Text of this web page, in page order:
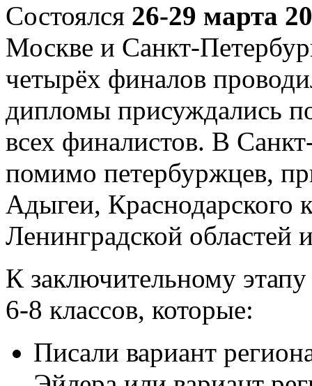
Состоялся 26-29 марта
Москве и Санкт-
четырёх финалов
дипломы присуждались
всех финалистов. В
помимо петербуржцев,
Адыгеи, Краснодарского
Ленинградской областей
К заключительному
6-8 классов, которые:
Писали вариант